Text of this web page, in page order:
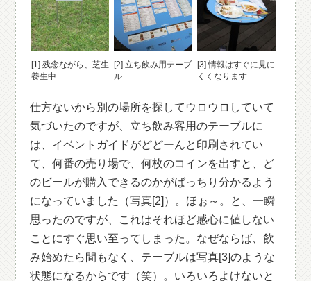
[1] 残念ながら、芝生
養生中
[2] 立ち飲み用テーブ
ル
[3] 情報はすぐに見に
くくなります
仕方ないから別の場所を探してウロウロしていて
気づいたのですが、立ち飲み客用のテーブルに
は、イベントガイドがどどーんと印刷されてい
て、何番の売り場で、何枚のコインを出すと、ど
のビールが購入できるのかがばっちり分かるよう
になっていました（写真[2]）。ほぉ～。と、一瞬
思ったのですが、これはそれほど感心に値しない
ことにすぐ思い至ってしまった。なぜならば、飲
み始めたら間もなく、テーブルは写真[3]のような
状態になるからです（笑）。いろいろよけないと